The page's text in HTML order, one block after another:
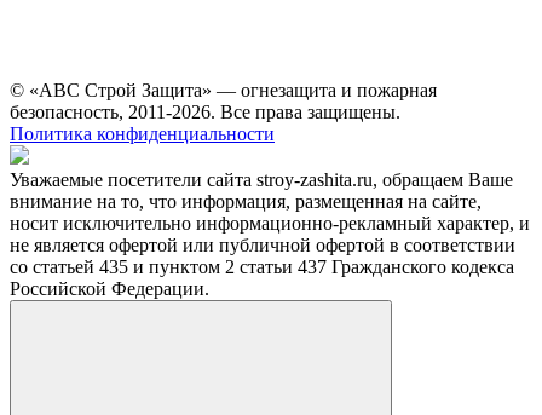
© «АВС Строй Защита» — огнезащита и пожарная
безопасность, 2011-2026. Все права защищены.
Политика конфиденциальности
Уважаемые посетители сайта stroy-zashita.ru, обращаем Ваше
внимание на то, что информация, размещенная на сайте,
носит исключительно информационно-рекламный характер, и
не является офертой или публичной офертой в соответствии
со статьей 435 и пунктом 2 статьи 437 Гражданского кодекса
Российской Федерации.